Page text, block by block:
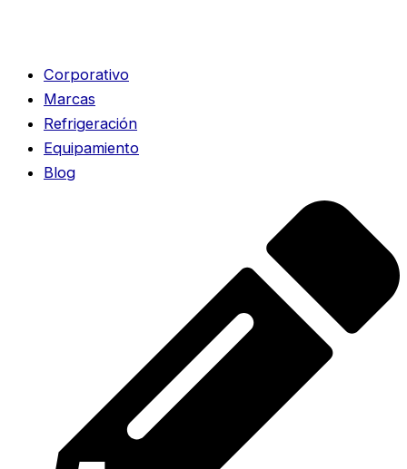
Corporativo
Marcas
Refrigeración
Equipamiento
Blog